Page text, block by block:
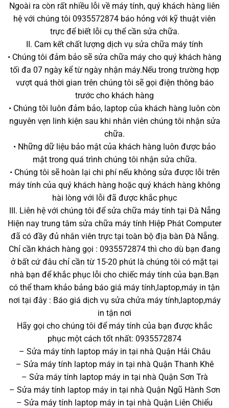
Ngoài ra còn rất nhiều lỗi về máy tính, quý khách hàng liên
hệ với chúng tôi 0935572874 báo hỏng với kỹ thuật viên
trực để biết lỗi cụ thể cần sửa chữa.
II. Cam kết chất lượng dịch vụ sửa chữa máy tính
• Chúng tôi đảm bảo sẽ sửa chữa máy cho quý khách hàng
tối đa 07 ngày kể từ ngày nhận máy.Nếu trong trường hợp
vượt quá thời gian trên chúng tôi sẽ gọi điện thông báo
trước cho khách hàng
• Chúng tôi luôn đảm bảo, laptop của khách hàng luôn còn
nguyên vẹn linh kiện sau khi nhân viên chúng tôi nhận sửa
chữa.
• Những dữ liệu bảo mật của khách hàng luôn được bảo
mật trong quá trình chúng tôi nhận sửa chữa.
• Chúng tôi sẽ hoàn lại chi phí nếu không sửa được lỗi trên
máy tính của quý khách hàng hoặc quý khách hàng không
hài lòng với lỗi đã được khắc phục
III. Liên hệ với chúng tôi để sửa chữa máy tính tại Đà Nẵng
Hiện nay trung tâm sửa chữa máy tính Hiệp Phát Computer
đã có đầy đủ nhân viên trực tại toàn bộ địa bàn Đà Nẵng.
Chỉ cần khách hàng gọi : 0935572874 thì cho dù bạn đang
ở bất cứ đâu chỉ cần từ 15-20 phút là chúng tôi có mặt tại
nhà bạn để khắc phục lỗi cho chiếc máy tính của bạn.Bạn
có thể tham khảo bảng báo giá máy tính,laptop,máy in tận
nơi tại đây : Báo giá dịch vụ sửa chửa máy tính,laptop,máy
in tận nơi
Hãy gọi cho chúng tôi để máy tính của bạn được khắc
phục một cách tốt nhất: 0935572874
– Sửa máy tính laptop máy in tại nhà Quận Hải Châu
– Sửa máy tính laptop máy in tại nhà Quận Thanh Khê
– Sửa máy tính laptop máy in tại nhà Quận Sơn Trà
– Sửa máy tính laptop máy in tại nhà Quận Ngũ Hành Sơn
– Sửa máy tính laptop máy in tại nhà Quận Liên Chiểu